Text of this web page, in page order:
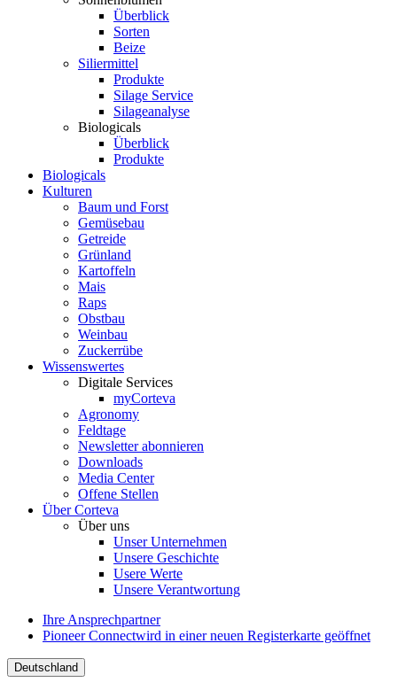
Überblick
Sorten
Beize
Siliermittel
Produkte
Silage Service
Silageanalyse
Biologicals
Überblick
Produkte
Biologicals
Kulturen
Baum und Forst
Gemüsebau
Getreide
Grünland
Kartoffeln
Mais
Raps
Obstbau
Weinbau
Zuckerrübe
Wissenswertes
Digitale Services
myCorteva
Agronomy
Feldtage
Newsletter abonnieren
Downloads
Media Center
Offene Stellen
Über Corteva
Über uns
Unser Unternehmen
Unsere Geschichte
Usere Werte
Unsere Verantwortung
Ihre Ansprechpartner
Pioneer Connectwird in einer neuen Registerkarte geöffnet
Deutschland